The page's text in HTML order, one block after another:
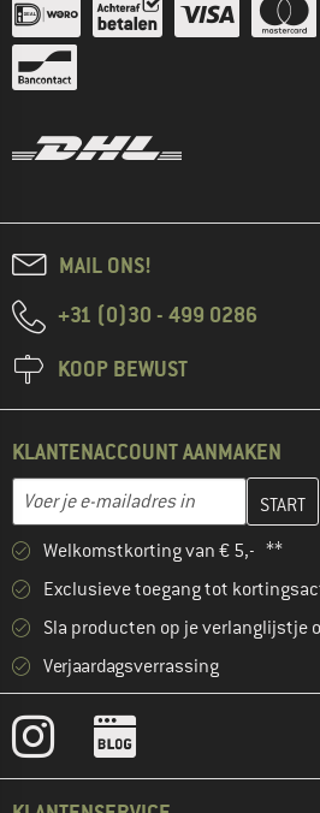
MAIL ONS!
+31 (0)30 - 499 0286
KOOP BEWUST
KLANTENACCOUNT AANMAKEN
E-mailadres
Vul je e-mailadres hier in en maak in
Welkomstkorting van € 5,- **
Exclusieve toegang tot
Sla producten op je verlanglijstje
Verjaardagsverrassing